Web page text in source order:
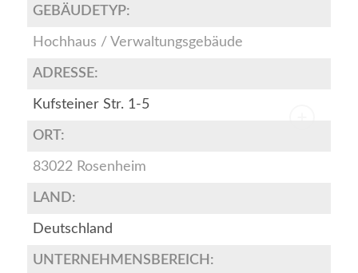
GEBÄUDETYP:
Hochhaus / Verwaltungsgebäude
ADRESSE:
Kufsteiner Str. 1-5
ORT:
83022 Rosenheim
LAND:
Deutschland
UNTERNEHMENSBEREICH: